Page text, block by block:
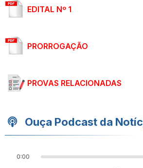
EDITAL Nº 1
PRORROGAÇÃO
PROVAS RELACIONADAS
Ouça Podcast da Notíc
0:00